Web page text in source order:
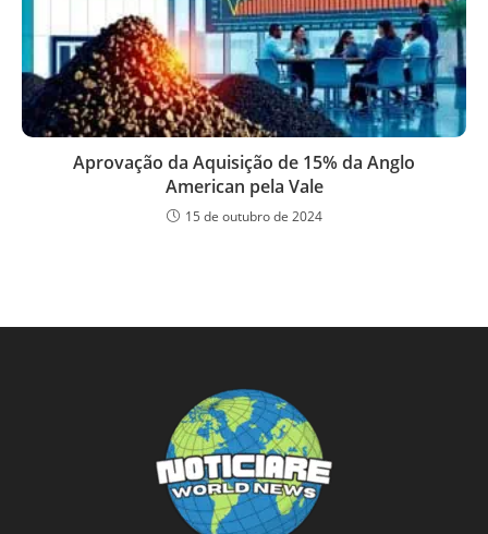
Aprovação da Aquisição de 15% da Anglo
American pela Vale
15 de outubro de 2024